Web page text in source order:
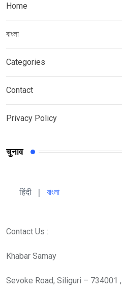
Home
বাংলা
Categories
Contact
Privacy Policy
चुनाव
हिंदी বাংলা
Contact Us :
Khabar Samay
Sevoke Road, Siliguri – 734001